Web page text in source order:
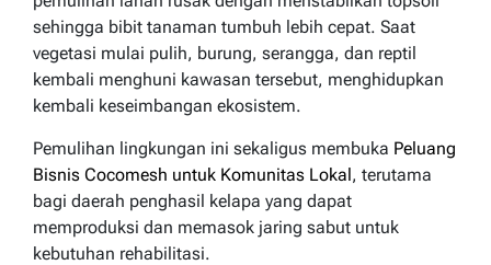
sehingga bibit tanaman tumbuh lebih cepat. Saat
vegetasi mulai pulih, burung, serangga, dan reptil
kembali menghuni kawasan tersebut, menghidupkan
kembali keseimbangan ekosistem.
Pemulihan lingkungan ini sekaligus membuka Peluang
Bisnis Cocomesh untuk Komunitas Lokal, terutama
bagi daerah penghasil kelapa yang dapat
memproduksi dan memasok jaring sabut untuk
kebutuhan rehabilitasi.